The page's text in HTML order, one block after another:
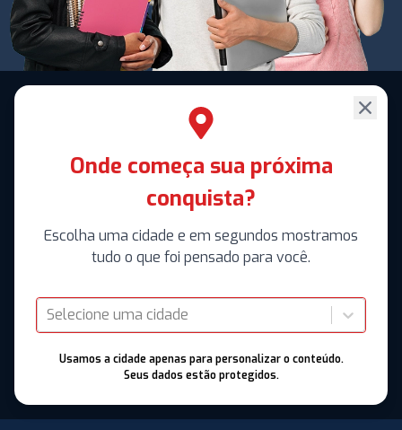
Onde começa sua próxima
conquista?
Escolha uma cidade e em segundos mostramos
tudo o que foi pensado para você.
Selecione uma cidade
Usamos a cidade apenas para personalizar o conteúdo.
Seus dados estão protegidos.